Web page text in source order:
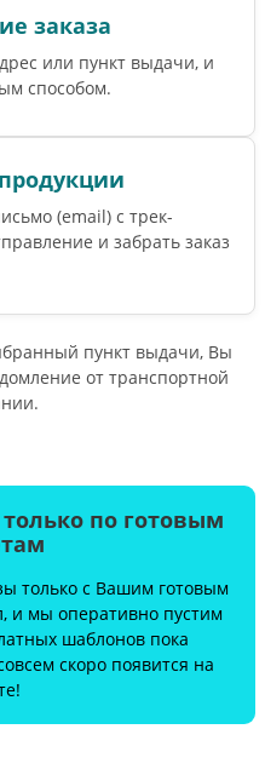
заказа
или пункт выдачи, и
способом.
(email) c трек-
и забрать заказ
пункт выдачи, Вы
от транспортной
по готовым
только с Вашим готовым
и мы оперативно пустим
шаблонов пока
скоро появится на